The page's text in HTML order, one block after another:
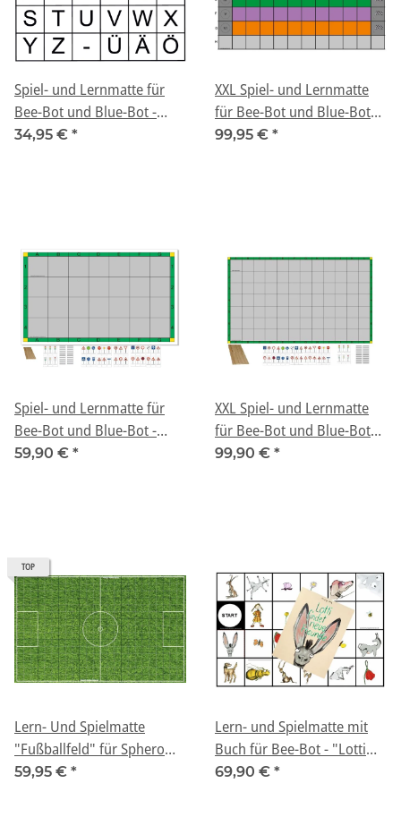
Spiel- und Lernmatte für
Bee-Bot und Blue-Bot -
"Buchstaben"
34,95 € *
XXL Spiel- und Lernmatte
für Bee-Bot und Blue-Bot
Klassenset - "Rennen"
99,95 € *
Spiel- und Lernmatte für
Bee-Bot und Blue-Bot -
"Verkehrserziehung"
59,90 € *
XXL Spiel- und Lernmatte
für Bee-Bot und Blue-Bot
Klassenset -
99,90 € *
TOP
Lern- Und Spielmatte
"Fußballfeld" für Sphero
mini und Bee-Bot / Blue-
59,95 € *
Lern- und Spielmatte mit
Buch für Bee-Bot - "Lotti
findet neue Freunde"
69,90 € *